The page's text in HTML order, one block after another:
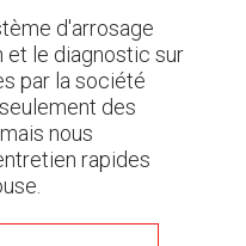
d'arrosage
et le diagnostic sur
par la société
des
nous
rapides